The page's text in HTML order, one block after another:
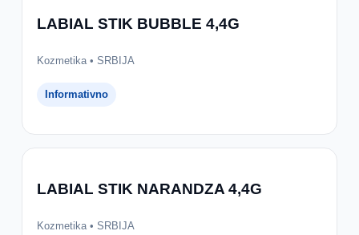
LABIAL STIK BUBBLE 4,4G
Kozmetika • SRBIJA
Informativno
LABIAL STIK NARANDZA 4,4G
Kozmetika • SRBIJA